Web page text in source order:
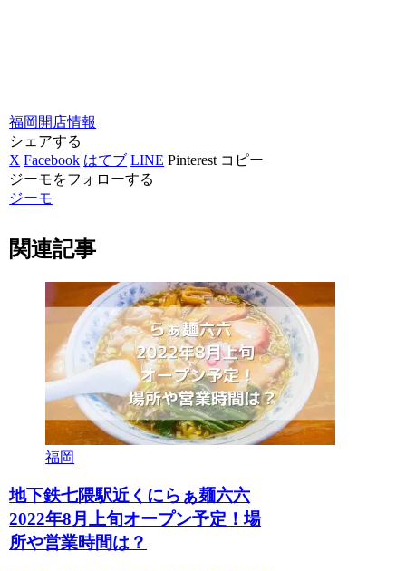
福岡 開店情報
シェアする
X Facebook はてブ LINE Pinterest コピー
ジーモをフォローする
ジーモ
関連記事
福岡
地下鉄七隈駅近くにらぁ麺六六
2022年8月上旬オープン予定！場
所や営業時間は？